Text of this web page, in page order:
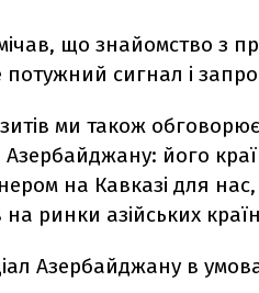
що знайомство з
потужний сигнал і
ми також
Азербайджану: його
на Кавказі для
на ринки азійських
Азербайджану в